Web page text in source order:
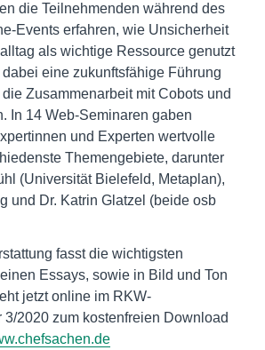
die Teilnehmenden während des
Events erfahren, wie Unsicherheit
als wichtige Ressource genutzt
eine zukunftsfähige Führung
Zusammenarbeit mit Cobots und
In 14 Web-Seminaren gaben
und Experten wertvolle
Themengebiete, darunter
(Universität Bielefeld, Metaplan),
und Dr. Katrin Glatzel (beide osb
fasst die wichtigsten
Essays, sowie in Bild und Ton
jetzt online im RKW-
3/2020 zum kostenfreien Download